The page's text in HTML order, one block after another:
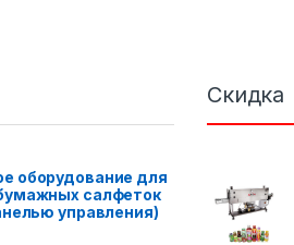
оборудование для
салфеток
управления)
Скидка